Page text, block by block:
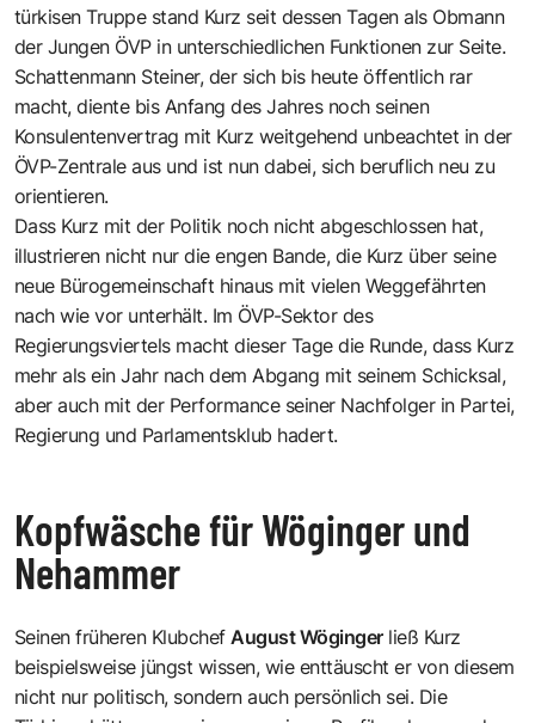
türkisen Truppe stand Kurz seit dessen Tagen als Obmann
der Jungen ÖVP in unterschiedlichen Funktionen zur Seite.
Schattenmann Steiner, der sich bis heute öffentlich rar
macht, diente bis Anfang des Jahres noch seinen
Konsulentenvertrag mit Kurz weitgehend unbeachtet in der
ÖVP-Zentrale aus und ist nun dabei, sich beruflich neu zu
orientieren.
Dass Kurz mit der Politik noch nicht abgeschlossen hat,
illustrieren nicht nur die engen Bande, die Kurz über seine
neue Bürogemeinschaft hinaus mit vielen Weggefährten
nach wie vor unterhält. Im ÖVP-Sektor des
Regierungsviertels macht dieser Tage die Runde, dass Kurz
mehr als ein Jahr nach dem Abgang mit seinem Schicksal,
aber auch mit der Performance seiner Nachfolger in Partei,
Regierung und Parlamentsklub hadert.
Kopfwäsche für Wöginger und
Nehammer
Seinen früheren Klubchef August Wöginger ließ Kurz
beispielsweise jüngst wissen, wie enttäuscht er von diesem
nicht nur politisch, sondern auch persönlich sei. Die